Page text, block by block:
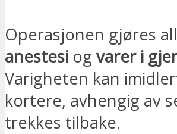
Operasjonen gjøres
anestesi og varer i
Varigheten kan
kortere, avhengig av
trekkes tilbake.